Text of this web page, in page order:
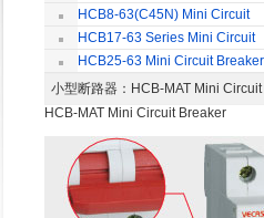
HCB8-63(C45N) Mini Circuit
BreakerHCB17-63 Series Mini Circuit
BreakerHCB25-63 Mini Circuit Breaker
小型断路器 ：HCB-MAT Mini
HCB-MAT Mini Circuit Breaker